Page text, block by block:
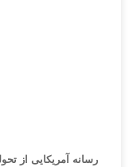
رسانه آمریکایی از